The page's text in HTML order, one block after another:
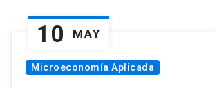
10 MAY
Microeconomía Aplicada